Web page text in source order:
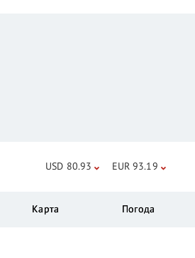
USD 80.93 EUR 93.19
Карта Погода